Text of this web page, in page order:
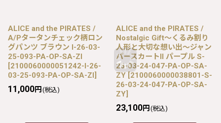
ALICE and the PIRATES /
A/Pタータンチェック柄ロン
グパンツ ブラウン I-26-03-
25-093-PA-OP-SA-ZI
[2100060000051242-I-26-
03-25-093-PA-OP-SA-ZI]
11,000円 (税込)
ALICE and the PIRATES /
Nostalgic Gift〜くるみ割り
人形と大切な想い出〜ジャン
パースカートII パープル S-
26-03-24-047-PA-OP-SA-
ZY [2100060000038801-S-
26-03-24-047-PA-OP-SA-
ZY]
23,100円 (税込)